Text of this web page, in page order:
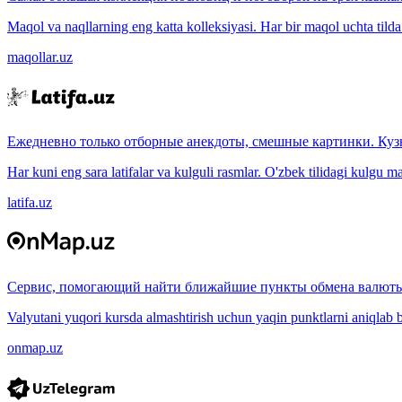
Maqol va naqllarning eng katta kolleksiyasi. Har bir maqol uchta
maqollar.uz
Ежедневно только отборные анекдоты, смешные картинки.
Har kuni eng sara latifalar va kulguli rasmlar. O'zbek tilidagi kulgu
latifa.uz
Сервис, помогающий найти ближайшие пункты обмена
Valyutani yuqori kursda almashtirish uchun yaqin punktlarni aniqlab
onmap.uz